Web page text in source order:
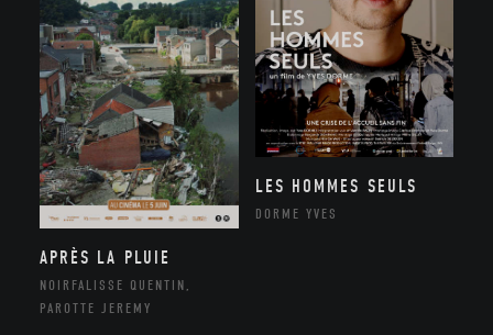
APRÈS LA PLUIE
NOIRFALISSE QUENTIN,
PAROTTE JEREMY
LES HOMMES SEULS
DORME YVES